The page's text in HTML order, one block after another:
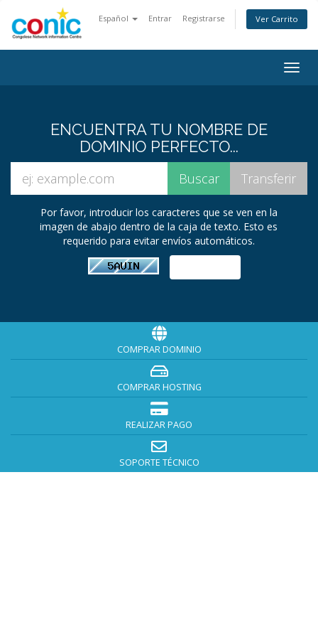
Español Entrar Registrarse Ver Carrito
ENCUENTRA TU NOMBRE DE
DOMINIO PERFECTO...
Por favor, introducir los caracteres que se ven en la
imagen de abajo dentro de la caja de texto. Esto es
requerido para evitar envíos automáticos.
COMPRAR DOMINIO
COMPRAR HOSTING
REALIZAR PAGO
SOPORTE TÉCNICO